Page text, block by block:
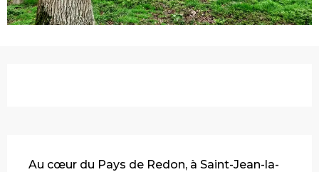
Au cœur du Pays de Redon, à Saint-Jean-la-